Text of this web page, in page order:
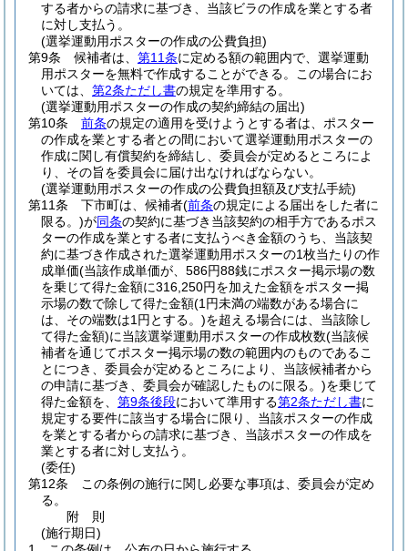
する者からの請求に基づき、当該ビラの作成を業とする者
に対し支払う。
(選挙運動用ポスターの作成の公費負担)
第9条
候補者は、 第11条に定める額の範囲内で、選挙運動
用ポスターを無料で作成することができる。
この場合にお
いては、 第2条ただし書の規定を準用する。
(選挙運動用ポスターの作成の契約締結の届出)
第10条
前条の規定の適用を受けようとする者は、ポスター
の作成を業とする者との間において選挙運動用ポスターの
作成に関し有償契約を締結し、委員会が定めるところによ
り、その旨を委員会に届け出なければならない。
(選挙運動用ポスターの作成の公費負担額及び支払手続)
第11条
下市町は、候補者(前条の規定による届出をした者に
限る。)が同条の契約に基づき当該契約の相手方であるポス
ターの作成を業とする者に支払うべき金額のうち、当該契
約に基づき作成された選挙運動用ポスターの1枚当たりの作
成単価(当該作成単価が、586円88銭にポスター掲示場の数
を乗じて得た金額に316,250円を加えた金額をポスター掲
示場の数で除して得た金額(1円未満の端数がある場合に
は、その端数は1円とする。)を超える場合には、当該除し
て得た金額)に当該選挙運動用ポスターの作成枚数(当該候
補者を通じてポスター掲示場の数の範囲内のものであるこ
とにつき、委員会が定めるところにより、当該候補者から
の申請に基づき、委員会が確認したものに限る。)を乗じて
得た金額を、 第9条後段において準用する第2条ただし書に
規定する要件に該当する場合に限り、当該ポスターの作成
を業とする者からの請求に基づき、当該ポスターの作成を
業とする者に対し支払う。
(委任)
第12条
この条例の施行に関し必要な事項は、委員会が定め
る。
附 則
(施行期日)